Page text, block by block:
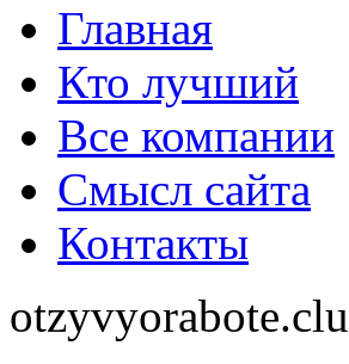
Главная
Кто лучший
Все компании
Смысл сайта
Контакты